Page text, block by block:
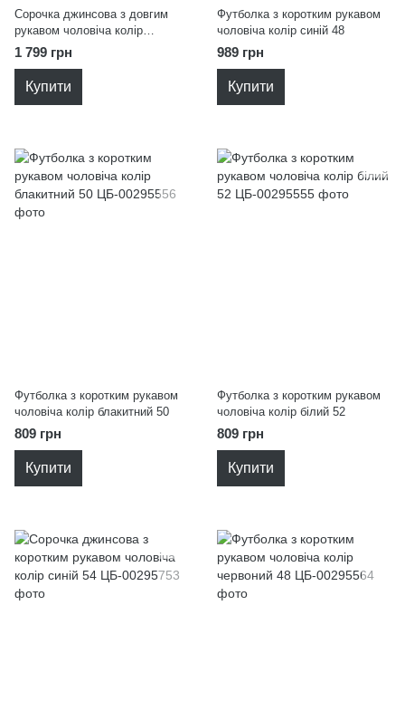
Сорочка джинсова з довгим
рукавом чоловіча колір
блакитний 54
1 799 грн
Купити
Футболка з коротким рукавом
чоловіча колір синій 48
989 грн
Купити
Футболка з коротким рукавом
чоловіча колір блакитний 50
809 грн
Купити
Футболка з коротким рукавом
чоловіча колір білий 52
809 грн
Купити